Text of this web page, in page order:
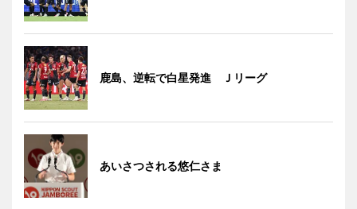
鹿島、逆転で白星発進 Ｊリーグ
あいさつされる悠仁さま